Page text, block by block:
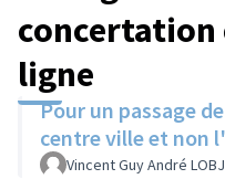
concertation
ligne
Pour un passage
centre ville et non
Vincent Guy André